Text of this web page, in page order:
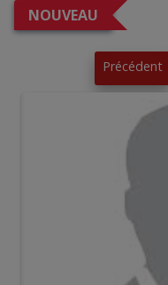
NOUVEAU
Précédent